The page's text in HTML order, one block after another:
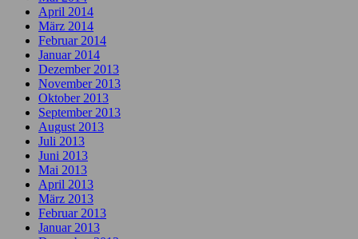
April 2014
März 2014
Februar 2014
Januar 2014
Dezember 2013
November 2013
Oktober 2013
September 2013
August 2013
Juli 2013
Juni 2013
Mai 2013
April 2013
März 2013
Februar 2013
Januar 2013